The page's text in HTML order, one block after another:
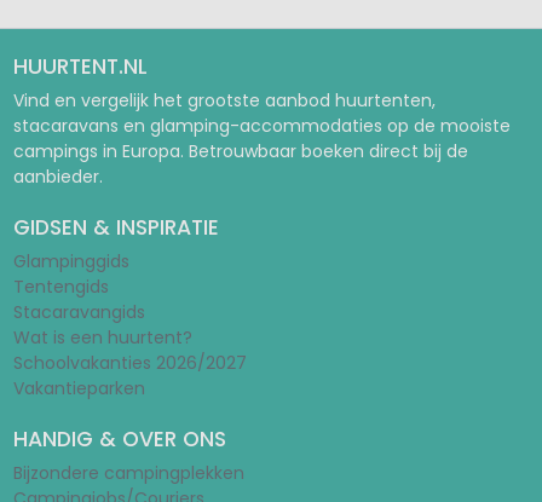
HUURTENT.NL
Vind en vergelijk het grootste aanbod huurtenten,
stacaravans en glamping-accommodaties op de mooiste
campings in Europa. Betrouwbaar boeken direct bij de
aanbieder.
GIDSEN & INSPIRATIE
Glampinggids
Tentengids
Stacaravangids
Wat is een huurtent?
Schoolvakanties 2026/2027
Vakantieparken
HANDIG & OVER ONS
Bijzondere campingplekken